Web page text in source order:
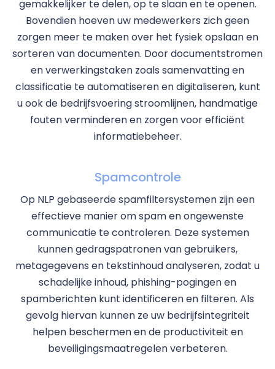
gemakkelijker te delen, op te slaan en te openen.
Bovendien hoeven uw medewerkers zich geen
zorgen meer te maken over het fysiek opslaan en
sorteren van documenten. Door documentstromen
en verwerkingstaken zoals samenvatting en
classificatie te automatiseren en digitaliseren, kunt
u ook de bedrijfsvoering stroomlijnen, handmatige
fouten verminderen en zorgen voor efficiënt
informatiebeheer.
Spamcontrole
Op NLP gebaseerde spamfiltersystemen zijn een
effectieve manier om spam en ongewenste
communicatie te controleren. Deze systemen
kunnen gedragspatronen van gebruikers,
metagegevens en tekstinhoud analyseren, zodat u
schadelijke inhoud, phishing-pogingen en
spamberichten kunt identificeren en filteren. Als
gevolg hiervan kunnen ze uw bedrijfsintegriteit
helpen beschermen en de productiviteit en
beveiligingsmaatregelen verbeteren.